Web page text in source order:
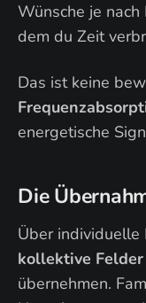
Wünsche je
dem du Zeit
Das ist keine
energetische
Die
Über individuelle
kollektive Felder
übernehmen.